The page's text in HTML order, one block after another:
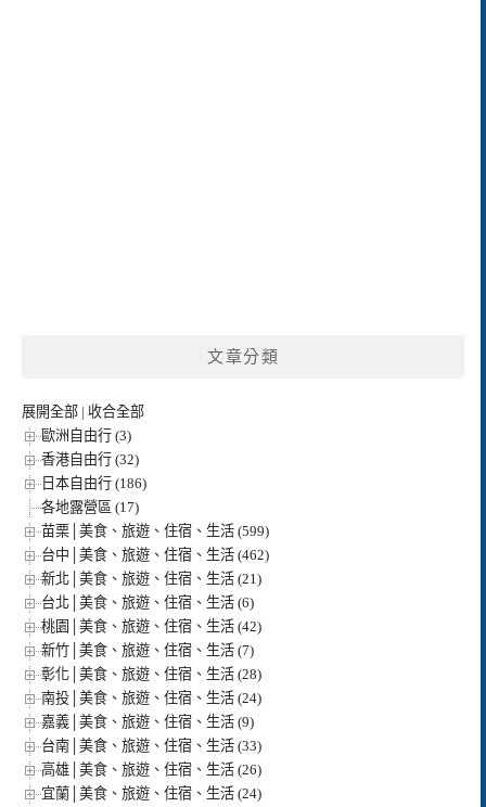
文章分類
展開全部 | 收合全部
歐洲自由行 (3)
香港自由行 (32)
日本自由行 (186)
各地露營區 (17)
苗栗│美食、旅遊、住宿、生活 (599)
台中│美食、旅遊、住宿、生活 (462)
新北│美食、旅遊、住宿、生活 (21)
台北│美食、旅遊、住宿、生活 (6)
桃園│美食、旅遊、住宿、生活 (42)
新竹│美食、旅遊、住宿、生活 (7)
彰化│美食、旅遊、住宿、生活 (28)
南投│美食、旅遊、住宿、生活 (24)
嘉義│美食、旅遊、住宿、生活 (9)
台南│美食、旅遊、住宿、生活 (33)
高雄│美食、旅遊、住宿、生活 (26)
宜蘭│美食、旅遊、住宿、生活 (24)